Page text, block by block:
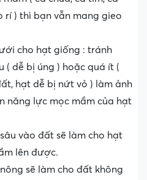
rí ) thì bạn vẫn mang gieo
cho hạt giống : tránh
( dễ bị úng ) hoặc quá ít (
hạt dễ bị nứt vỏ ) làm ảnh
năng lực mọc mầm của hạt
vào đất sẽ làm cho hạt
lên được.
sẽ làm cho đất không